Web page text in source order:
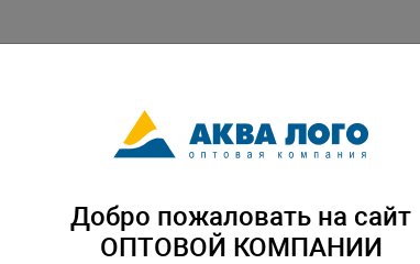
Добро пожаловать на сайт
ОПТОВОЙ КОМПАНИИ